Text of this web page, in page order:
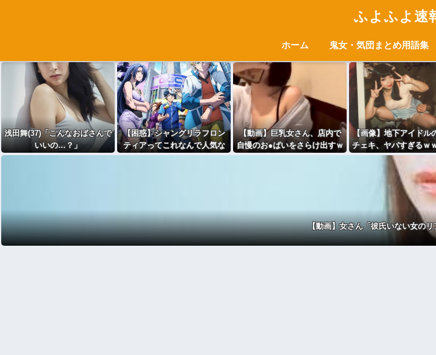
ふよふよ速
ホーム 鬼女・気団まとめ用語集
浅田舞(37)「こんなおばさんで
いいの…？」
【困惑】シャングリラフロン
ティアってこれなんで人気な
の？・・・・・・・・・
【動画】巨乳女さん、店内で
自慢のお●ぱいをさらけ出すｗ
ｗｗwｗｗｗｗｗｗｗｗ
【画像】地下アイドル
チェキ、ヤバすぎるｗ
ｗｗｗｗｗｗｗ
【動画】女さん「彼氏いない女の